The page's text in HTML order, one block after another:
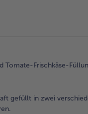
Frischkäse-
gefüllt in zwei